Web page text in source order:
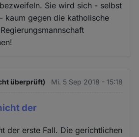
Sie wird sich - selbst
kaum gegen die katholische
überprüft) Mi. 5 Sep 2018 - 15:18
der
der erste Fall. Die gerichtlichen